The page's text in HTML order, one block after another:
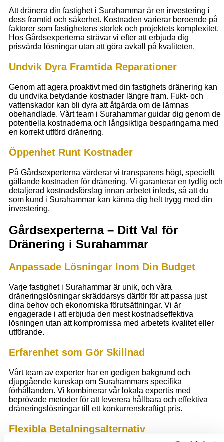
Att dränera din fastighet i Surahammar är en investering i
dess framtid och säkerhet. Kostnaden varierar beroende på
faktorer som fastighetens storlek och projektets komplexitet.
Hos Gårdsexperterna strävar vi efter att erbjuda dig
prisvärda lösningar utan att göra avkall på kvaliteten.
Undvik Dyra Framtida Reparationer
Genom att agera proaktivt med din fastighets dränering kan
du undvika betydande kostnader längre fram. Fukt- och
vattenskador kan bli dyra att åtgärda om de lämnas
obehandlade. Vårt team i Surahammar guidar dig genom de
potentiella kostnaderna och långsiktiga besparingarna med
en korrekt utförd dränering.
Öppenhet Runt Kostnader
På Gårdsexperterna värderar vi transparens högt, speciellt
gällande kostnaden för dränering. Vi garanterar en tydlig och
detaljerad kostnadsförslag innan arbetet inleds, så att du
som kund i Surahammar kan känna dig helt trygg med din
investering.
Gårdsexperterna – Ditt Val för
Dränering i Surahammar
Anpassade Lösningar Inom Din Budget
Varje fastighet i Surahammar är unik, och våra
dräneringslösningar skräddarsys därför för att passa just
dina behov och ekonomiska förutsättningar. Vi är
engagerade i att erbjuda den mest kostnadseffektiva
lösningen utan att kompromissa med arbetets kvalitet eller
utförande.
Erfarenhet som Gör Skillnad
Vårt team av experter har en gedigen bakgrund och
djupgående kunskap om Surahammars specifika
förhållanden. Vi kombinerar vår lokala expertis med
beprövade metoder för att leverera hållbara och effektiva
dräneringslösningar till ett konkurrenskraftigt pris.
Flexibla Betalningsalternativ